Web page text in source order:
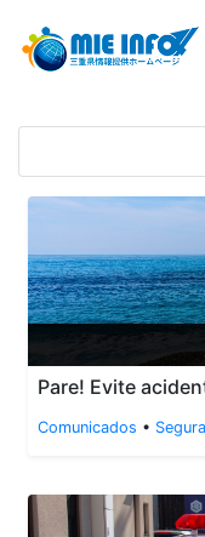
Pare! Evite
Comunicados •